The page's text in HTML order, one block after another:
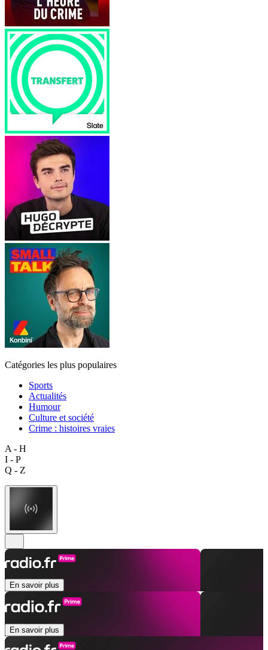
Catégories les plus populaires
Sports
Actualités
Humour
Culture et société
Crime : histoires vraies
A - H
I - P
Q - Z
En savoir plus
En savoir plus